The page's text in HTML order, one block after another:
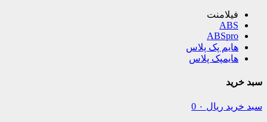
فیلامنت
ABS
ABSpro
هایم پک پلاس
هایمپک پلاس
سبد خرید
سبد خرید ریال 0